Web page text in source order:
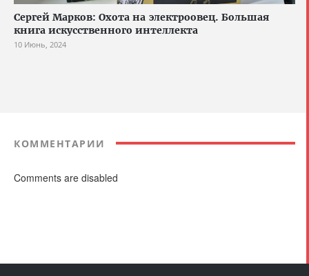
Сергей Марков: Охота на электроовец. Большая
книга искусственного интеллекта
10 Июнь, 2024
КОММЕНТАРИИ
Comments are disabled